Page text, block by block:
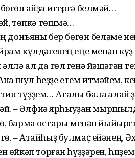
ҡайҙа итергә белмәй…
төпкә төшмә…
донъяны бер бөгөн беләме
күлдәгенең еңе менән күҙ
ал да гөл генә йәшәгән
шул һеҙҙе етем итмәйем,
түҙҙем… Аталы бала ҡалай
– Әлфиә яр­һыуҙан
бармаҡ остары менән
– Атайһыҙ булмаҫ ейәнең,
өйкәп торған һүҙҙәрен,